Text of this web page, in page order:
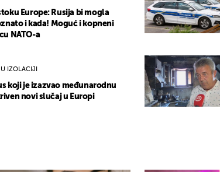
Europe: Rusija bi mogla
i kada! Moguć i kopneni
NATO-a
IZOLACIJI
koji je izazvao međunarodnu
novi slučaj u Europi